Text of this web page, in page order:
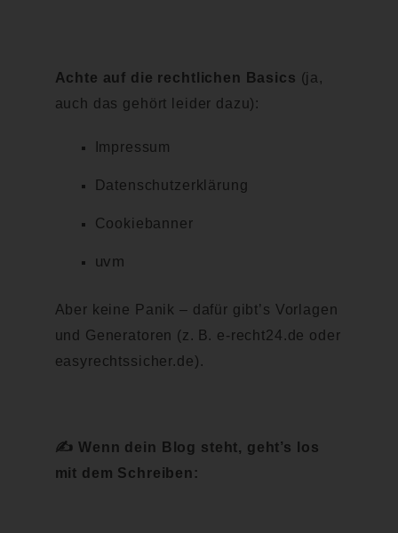
Achte auf die rechtlichen Basics (ja,
auch das gehört leider dazu):
Impressum
Datenschutzerklärung
Cookiebanner
uvm
Aber keine Panik – dafür gibt’s Vorlagen
und Generatoren (z. B. e-recht24.de oder
easyrechtssicher.de).
✍️Wenn dein Blog steht, geht’s los
mit dem Schreiben: